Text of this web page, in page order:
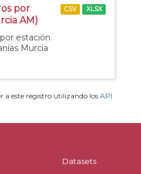
por
AM)
estación
Murcia
CSV XLSX
a este registro utilizando los API
Datasets